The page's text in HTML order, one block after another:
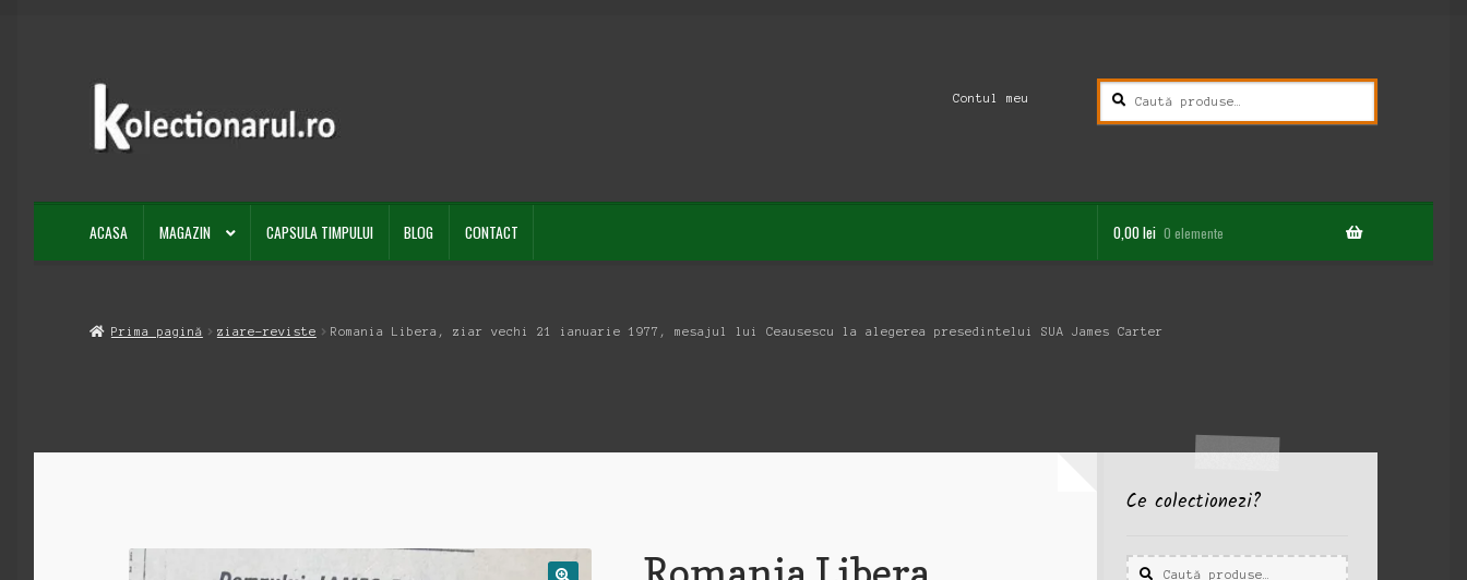
Sari
navigare
Sari
conținut
Contul meu
Caută
după:
Caută
ACASA MAGAZIN CAPSULA TIMPULUI BLOG CONTACT 0,00lei 0 elemente
Prima pagină ziare-reviste Romania Libera, ziar vechi 21 ianuarie 1977, mesajul lui Ceausescu la alegerea presedintelui SUA James Carter
Ce colectionezi?
Caută
Caută